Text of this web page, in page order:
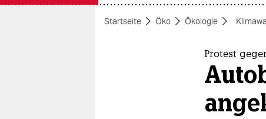
themen
Startseite Öko Ökologie
Protest